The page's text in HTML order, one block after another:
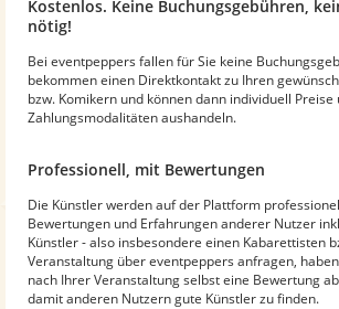
Kostenlos. Keine Buchungsgebühren,
nötig!
Bei eventpeppers fallen für Sie keine
bekommen einen Direktkontakt zu Ihren
bzw. Komikern und können dann individuell Preise
Zahlungsmodalitäten aushandeln.
Professionell, mit Bewertungen
Die Künstler werden auf der Plattform
Bewertungen und Erfahrungen anderer Nutzer
Künstler - also insbesondere einen Kabarettisten
Veranstaltung über eventpeppers anfragen,
nach Ihrer Veranstaltung selbst eine Bewertung
damit anderen Nutzern gute Künstler zu finden.